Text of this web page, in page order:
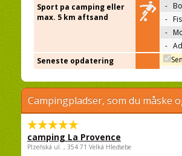
Sport pa camping eller
max. 5 km aftsand
-
-
-
-
Seneste opdatering
Campingpladser, som du måske
camping La Provence
Plzeňská ul. , 354 71 Velká Hleďsebe